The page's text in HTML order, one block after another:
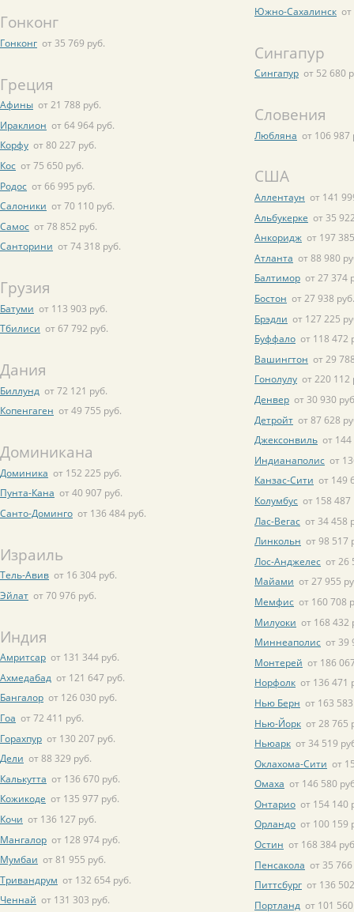
Гонконг
Гонконг от 35 769 руб.
Греция
Афины от 21 788 руб.
Ираклион от 64 964 руб.
Корфу от 80 227 руб.
Кос от 75 650 руб.
Родос от 66 995 руб.
Салоники от 70 110 руб.
Самос от 78 852 руб.
Санторини от 74 318 руб.
Грузия
Батуми от 113 903 руб.
Тбилиси от 67 792 руб.
Дания
Биллунд от 72 121 руб.
Копенгаген от 49 755 руб.
Доминикана
Доминика от 152 225 руб.
Пунта-Кана от 40 907 руб.
Санто-Доминго от 136 484 руб.
Израиль
Тель-Авив от 16 304 руб.
Эйлат от 70 976 руб.
Индия
Амритсар от 131 344 руб.
Ахмедабад от 121 647 руб.
Бангалор от 126 030 руб.
Гоа от 72 411 руб.
Горахпур от 130 207 руб.
Дели от 88 329 руб.
Калькутта от 136 670 руб.
Кожикоде от 135 977 руб.
Кочи от 136 127 руб.
Мангалор от 128 974 руб.
Мумбаи от 81 955 руб.
Тривандрум от 132 654 руб.
Ченнай от 131 303 руб.
Южно-Сахалинск
Сингапур
Сингапур от 52 680
Словения
Любляна от 106 987
США
Аллентаун от 141
Альбукерке от 35
Анкоридж от 197
Атланта от 88 980
Балтимор от 27 374
Бостон от 27 938 руб.
Брэдли от 127 225
Буффало от 118 472
Вашингтон от 29
Гонолулу от 220 112
Денвер от 30 930
Детройт от 87 628
Джексонвиль от
Индианаполис от
Канзас-Сити от 149
Колумбус от 158 487
Лас-Вегас от 34 458
Линкольн от 98 517
Лос-Анджелес от 26
Майами от 27 955
Мемфис от 160 708
Милуоки от 168 432
Миннеаполис от 39
Монтерей от 186
Норфолк от 136 471
Нью Берн от 163
Нью-Йорк от 28 765
Ньюарк от 34 519
Оклахома-Сити от
Омаха от 146 580
Онтарио от 154 140
Орландо от 100 159
Остин от 168 384
Пенсакола от 35
Питтсбург от 136
Портланд от 101